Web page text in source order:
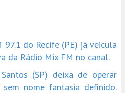
97.1 do Recife (PE) já veicula
da Rádio Mix FM no canal.
(SP) deixa de operar
nome fantasia definido.